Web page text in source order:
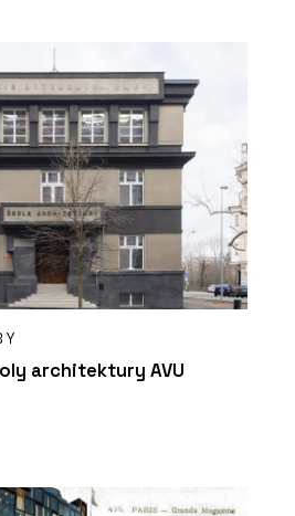
architektury AVU